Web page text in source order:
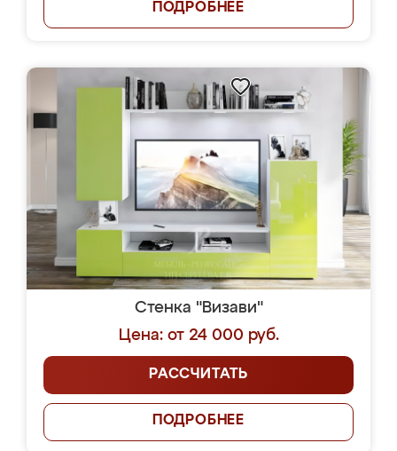
ПОДРОБНЕЕ
Стенка "Визави"
Цена: от 24 000 руб.
РАССЧИТАТЬ
ПОДРОБНЕЕ